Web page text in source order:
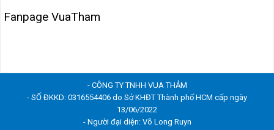
Fanpage VuaTham
- CÔNG TY TNHH VUA THẢM
- SỐ ĐKKD: 0316554406 do Sở KHĐT Thành phố HCM cấp ngày
13/06/2022
- Người đại diện: Võ Long Ruyn